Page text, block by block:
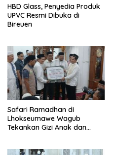
HBD Glass, Penyedia Produk
UPVC Resmi Dibuka di
Bireuen
Safari Ramadhan di
Lhokseumawe Wagub
Tekankan Gizi Anak dan